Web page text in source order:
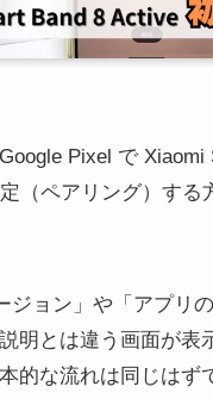
Pixel で Xiaomi
（ペアリング）する
ジョン」や「アプリ
明とは違う画面が表
的な流れは同じはず